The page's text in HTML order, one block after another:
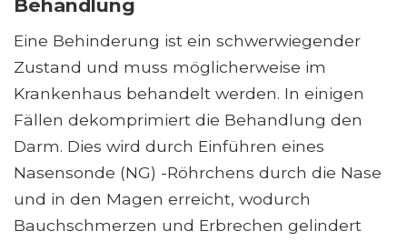
Behandlung
Eine Behinderung ist ein schwerwiegender
Zustand und muss möglicherweise im
Krankenhaus behandelt werden. In einigen
Fällen dekomprimiert die Behandlung den
Darm. Dies wird durch Einführen eines
Nasensonde (NG) -Röhrchens durch die Nase
und in den Magen erreicht, wodurch
Bauchschmerzen und Erbrechen gelindert